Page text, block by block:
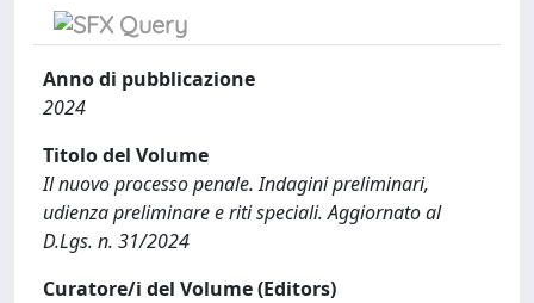
Anno di pubblicazione
2024
Titolo del Volume
Il nuovo processo penale. Indagini preliminari,
udienza preliminare e riti speciali. Aggiornato al
D.Lgs. n. 31/2024
Curatore/i del Volume (Editors)